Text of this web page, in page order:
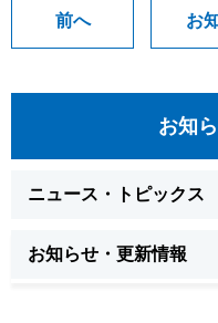
前へ お
お知
ニュース・トピックス
お知らせ・更新情報